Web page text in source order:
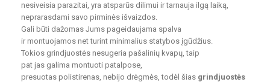
nesiveisia parazitai, yra atsparūs dilimui ir tarnauja ilgą laiką,
neprarasdami savo pirminės išvaizdos.
Gali būti dažomas Jums pageidaujama spalva
ir montuojamos net turint minimalius statybos įgūdžius.
Tokios grindjuostės nesugeria pašalinių kvapų, taip
pat jas galima montuoti patalpose,
presuotas polistirenas, nebijo drėgmės, todėl šias grindjuostės